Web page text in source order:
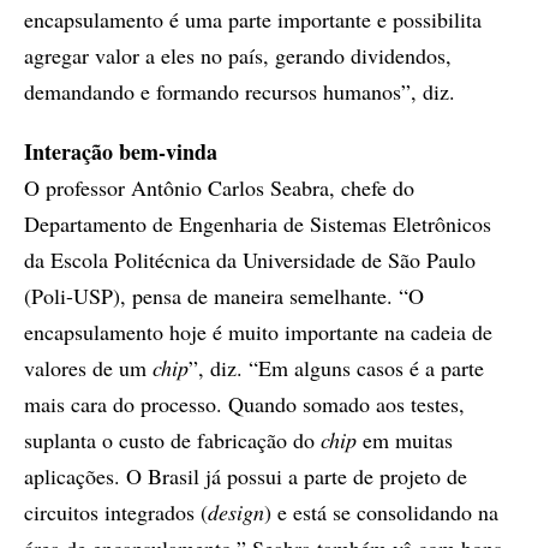
encapsulamento é uma parte importante e possibilita
agregar valor a eles no país, gerando dividendos,
demandando e formando recursos humanos”, diz.
Interação bem-vinda
O professor Antônio Carlos Seabra, chefe do
Departamento de Engenharia de Sistemas Eletrônicos
da Escola Politécnica da Universidade de São Paulo
(Poli-USP), pensa de maneira semelhante. “O
encapsulamento hoje é muito importante na cadeia de
valores de um chip”, diz. “Em alguns casos é a parte
mais cara do processo. Quando somado aos testes,
suplanta o custo de fabricação do chip em muitas
aplicações. O Brasil já possui a parte de projeto de
circuitos integrados (design) e está se consolidando na